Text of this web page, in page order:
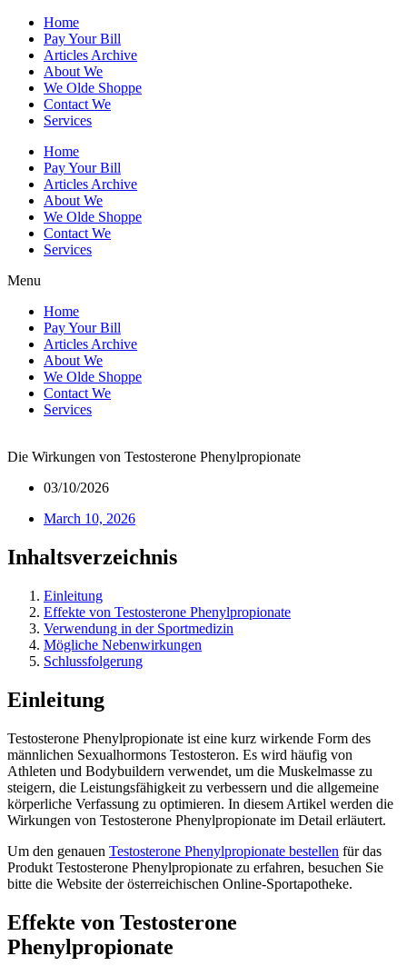
Home
Pay Your Bill
Articles Archive
About We
We Olde Shoppe
Contact We
Services
Home
Pay Your Bill
Articles Archive
About We
We Olde Shoppe
Contact We
Services
Menu
Home
Pay Your Bill
Articles Archive
About We
We Olde Shoppe
Contact We
Services
Die Wirkungen von Testosterone Phenylpropionate
03/10/2026
March 10, 2026
Inhaltsverzeichnis
Einleitung
Effekte von Testosterone Phenylpropionate
Verwendung in der Sportmedizin
Mögliche Nebenwirkungen
Schlussfolgerung
Einleitung
Testosterone Phenylpropionate ist eine kurz wirkende Form des
männlichen Sexualhormons Testosteron. Es wird häufig von
Athleten und Bodybuildern verwendet, um die Muskelmasse zu
steigern, die Leistungsfähigkeit zu verbessern und die allgemeine
körperliche Verfassung zu optimieren. In diesem Artikel werden die
Wirkungen von Testosterone Phenylpropionate im Detail erläutert.
Um den genauen Testosterone Phenylpropionate bestellen für das
Produkt Testosterone Phenylpropionate zu erfahren, besuchen Sie
bitte die Website der österreichischen Online-Sportapotheke.
Effekte von Testosterone
Phenylpropionate